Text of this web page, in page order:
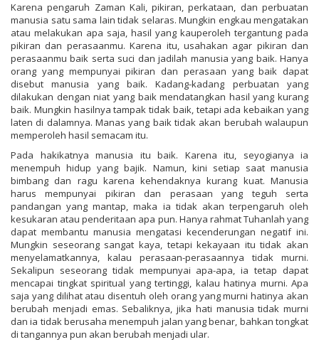
Karena pengaruh Zaman Kali, pikiran, perkataan, dan perbuatan
manusia satu sama lain tidak selaras. Mungkin engkau mengatakan
atau melakukan apa saja, hasil yang kauperoleh tergantung pada
pikiran dan perasaanmu. Karena itu, usahakan agar pikiran dan
perasaanmu baik serta suci dan jadilah manusia yang baik. Hanya
orang yang mempunyai pikiran dan perasaan yang baik dapat
disebut manusia yang baik. Kadang-kadang perbuatan yang
dilakukan dengan niat yang baik mendatangkan hasil yang kurang
baik. Mungkin hasilnya tampak tidak baik, tetapi ada kebaikan yang
laten di dalamnya. Manas yang baik tidak akan berubah walaupun
memperoleh hasil semacam itu.
Pada hakikatnya manusia itu baik. Karena itu, seyogianya ia
menempuh hidup yang bajik. Namun, kini setiap saat manusia
bimbang dan ragu karena kehendaknya kurang kuat. Manusia
harus mempunyai pikiran dan perasaan yang teguh serta
pandangan yang mantap, maka ia tidak akan terpengaruh oleh
kesukaran atau penderitaan apa pun. Hanya rahmat Tuhanlah yang
dapat membantu manusia mengatasi kecenderungan negatif ini.
Mungkin seseorang sangat kaya, tetapi kekayaan itu tidak akan
menyelamatkannya, kalau perasaan-perasaannya tidak murni.
Sekalipun seseorang tidak mempunyai apa-apa, ia tetap dapat
mencapai tingkat spiritual yang tertinggi, kalau hatinya murni. Apa
saja yang dilihat atau disentuh oleh orang yang murni hatinya akan
berubah menjadi emas. Sebaliknya, jika hati manusia tidak murni
dan ia tidak berusaha menempuh jalan yang benar, bahkan tongkat
di tangannya pun akan berubah menjadi ular.